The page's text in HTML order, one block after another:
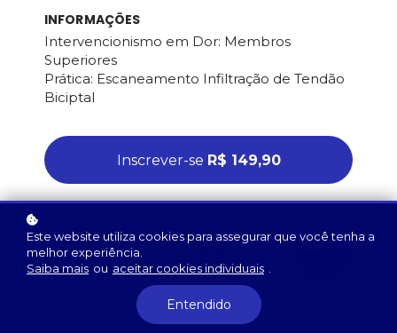
INFORMAÇÕES
Intervencionismo em Dor: Membros
Superiores
Prática: Escaneamento Infiltração de Tendão
Biciptal
Inscrever-se R$ 149,90
Veja todos os cursos
Este website utiliza cookies para assegurar que você tenha a
melhor experiência.
Saiba mais ou aceitar cookies individuais
Entendido